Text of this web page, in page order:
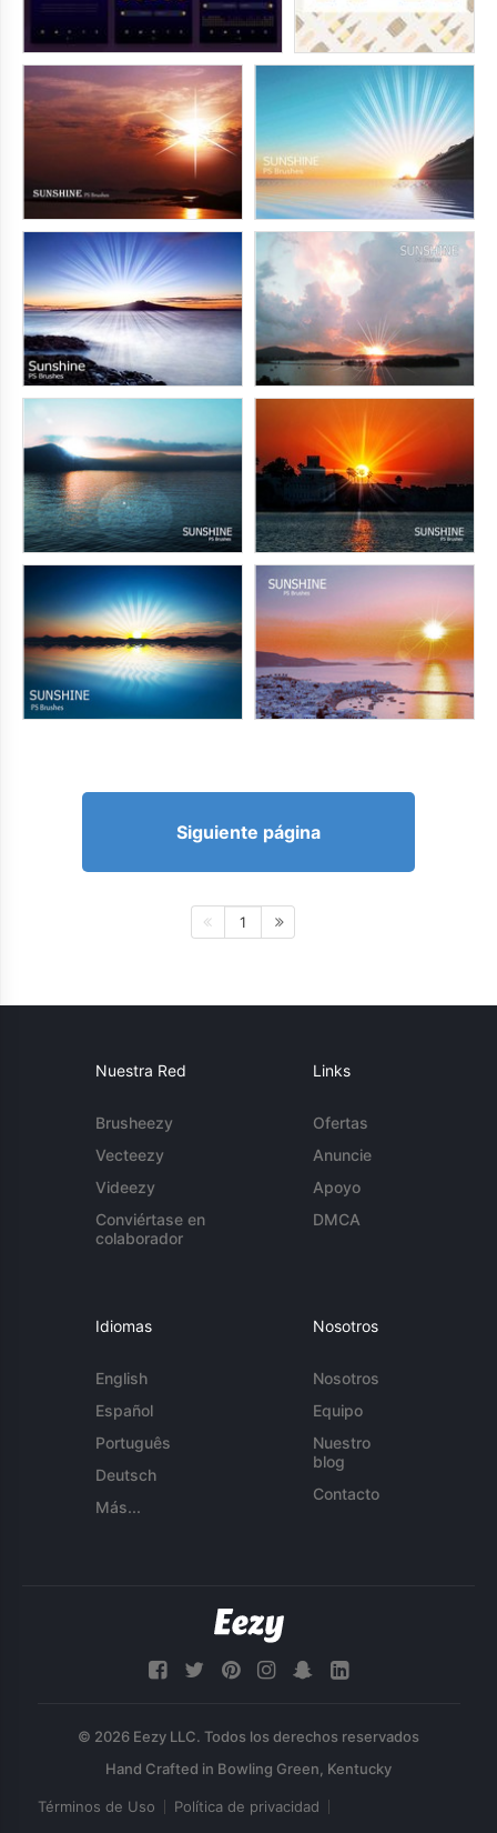
Siguiente página
1
Nuestra Red
Brusheezy
Vecteezy
Videezy
Conviértase en
colaborador
Links
Ofertas
Anuncie
Apoyo
DMCA
Idiomas
English
Español
Português
Deutsch
Más...
Nosotros
Nosotros
Equipo
Nuestro
blog
Contacto
© 2026 Eezy LLC. Todos los derechos reservados
Términos de Uso Política de privacidad